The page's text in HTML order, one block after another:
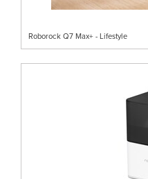
Roborock Q7 Max+ - Lifestyle